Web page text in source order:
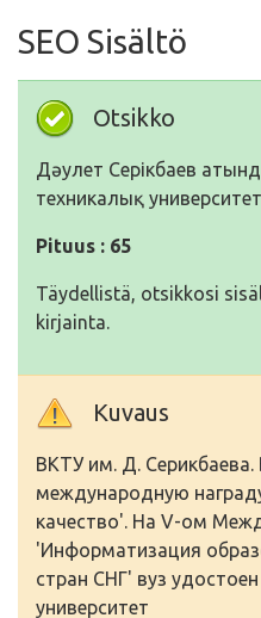
SEO Sisältö
Otsikko
Дәулет Серікбаев
техникалық
Pituus : 65
Täydellistä, otsikkosi
kirjainta.
Kuvaus
ВКТУ им. Д. Серикбаева.
международную
качество'. На V-ом
'Информатизация
стран СНГ' вуз
университет